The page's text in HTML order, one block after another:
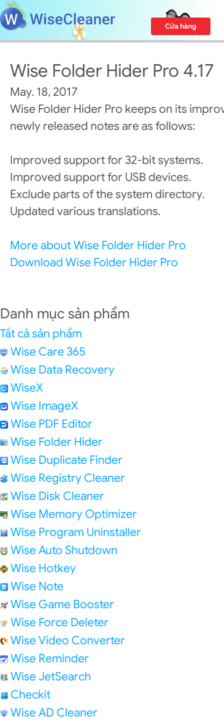
Cửa hàng
Wise Folder Hider Pro 4.17
May. 18, 2017
Wise Folder Hider Pro keeps on its
newly released notes are as follows:
Improved support for 32-bit systems.
Improved support for USB devices.
Exclude parts of the system directory.
Updated various translations.
More about Wise Folder Hider Pro
Download Wise Folder Hider Pro
Danh mục sản phẩm
Tất cả sản phẩm
Wise Care 365
Wise Data Recovery
WiseX
Wise ImageX
Wise PDF Editor
Wise Folder Hider
Wise Duplicate Finder
Wise Registry Cleaner
Wise Disk Cleaner
Wise Memory Optimizer
Wise Program Uninstaller
Wise Auto Shutdown
Wise Hotkey
Wise Note
Wise Game Booster
Wise Force Deleter
Wise Video Converter
Wise Reminder
Wise JetSearch
Checkit
Wise AD Cleaner